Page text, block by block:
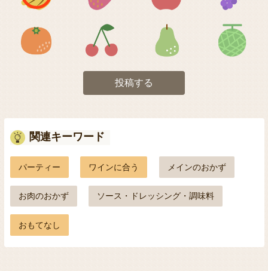
アイコン5 アイコン6 アイコン7
投稿する
関連キーワード
パーティー ワインに合う メインのおかず
お肉のおかず ソース・ドレッシング・調味料
おもてなし